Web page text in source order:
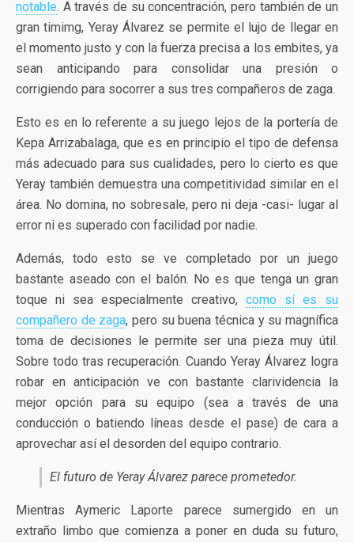
notable. A través de su concentración, pero también de un
gran timimg, Yeray Álvarez se permite el lujo de llegar en
el momento justo y con la fuerza precisa a los embites, ya
sean anticipando para consolidar una presión o
corrigiendo para socorrer a sus tres compañeros de zaga.
Esto es en lo referente a su juego lejos de la portería de
Kepa Arrizabalaga, que es en principio el tipo de defensa
más adecuado para sus cualidades, pero lo cierto es que
Yeray también demuestra una competitividad similar en el
área. No domina, no sobresale, pero ni deja -casi- lugar al
error ni es superado con facilidad por nadie.
Además, todo esto se ve completado por un juego
bastante aseado con el balón. No es que tenga un gran
toque ni sea especialmente creativo, como sí es su
compañero de zaga, pero su buena técnica y su magnífica
toma de decisiones le permite ser una pieza muy útil.
Sobre todo tras recuperación. Cuando Yeray Álvarez logra
robar en anticipación ve con bastante clarividencia la
mejor opción para su equipo (sea a través de una
conducción o batiendo líneas desde el pase) de cara a
aprovechar así el desorden del equipo contrario.
El futuro de Yeray Álvarez parece prometedor.
Mientras Aymeric Laporte parece sumergido en un
extraño limbo que comienza a poner en duda su futuro,